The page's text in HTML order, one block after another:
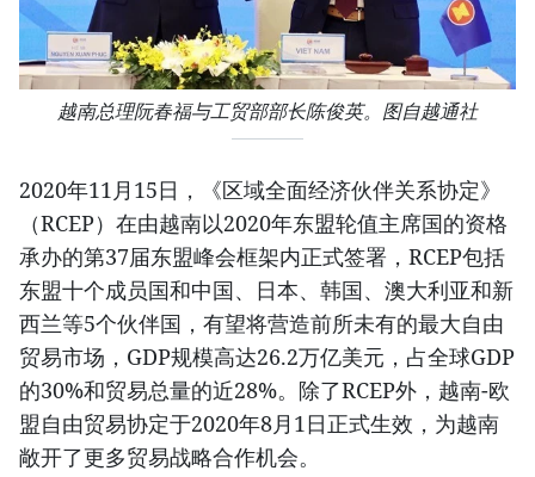
越南总理阮春福与工贸部部长陈俊英。图自越通社
2020年11月15日，《区域全面经济伙伴关系协定》
（RCEP）在由越南以2020年东盟轮值主席国的资格
承办的第37届东盟峰会框架内正式签署，RCEP包括
东盟十个成员国和中国、日本、韩国、澳大利亚和新
西兰等5个伙伴国，有望将营造前所未有的最大自由
贸易市场，GDP规模高达26.2万亿美元，占全球GDP
的30%和贸易总量的近28%。除了RCEP外，越南-欧
盟自由贸易协定于2020年8月1日正式生效，为越南
敞开了更多贸易战略合作机会。